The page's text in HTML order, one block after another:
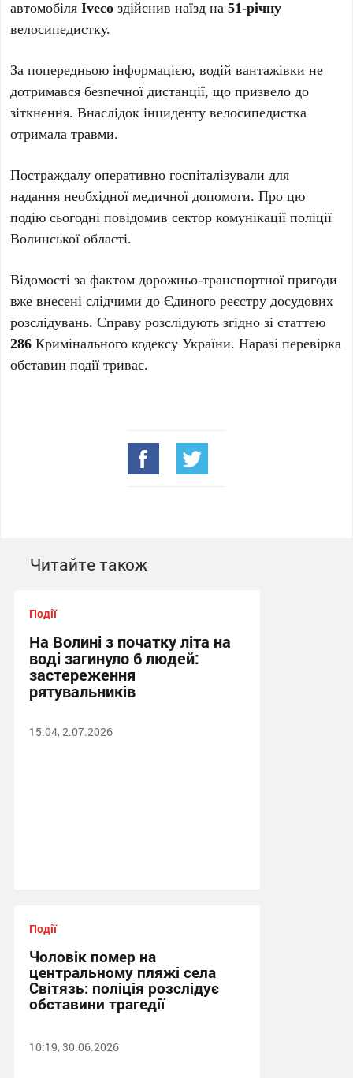
автомобіляIveco здійснив наїзд на51-річну
велосипедистку.
За попередньою інформацією, водій вантажівки не
дотримався безпечної дистанції, що призвело до
зіткнення. Внаслідок інциденту велосипедистка
отримала травми.
Постраждалу оперативно госпіталізували для
надання необхідної медичної допомоги. Про цю
подію сьогодні повідомив сектор комунікації поліції
Волинської області.
Відомості за фактом дорожньо-транспортної пригоди
вже внесені слідчими до Єдиного реєстру досудових
розслідувань. Справу розслідують згідно зі статтею
286 Кримінального кодексу України. Наразі перевірка
обставин події триває.
Читайте також
Події
На Волині з початку літа на
воді загинуло 6 людей:
застереження
рятувальників
15:04, 2.07.2026
Події
Чоловік помер на
центральному пляжі села
Світязь: поліція розслідує
обставини трагедії
10:19, 30.06.2026